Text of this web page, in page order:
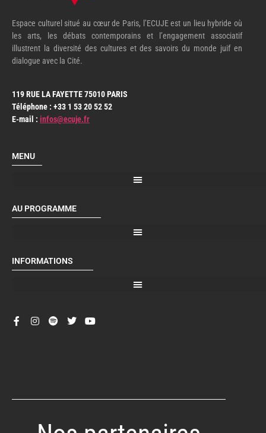
Espace culturel situé au cœur de Paris, l’ECUJE est un lieu hybride où
les arts, les débats contemporains et l’engagement associatif
illustrent la diversité des cultures et des savoirs du monde juif en
dialogue avec la Cité.
119 RUE LA FAYETTE 75010 PARIS
Téléphone : +33 1 53 20 52 52
E-mail : infos@ecuje.fr
MENU
AU PROGRAMME
INFORMATIONS